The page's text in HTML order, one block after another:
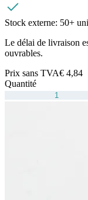
Stock externe: 50+
Le délai de livraison
ouvrables.
Prix sans TVA€ 4,84
Quantité